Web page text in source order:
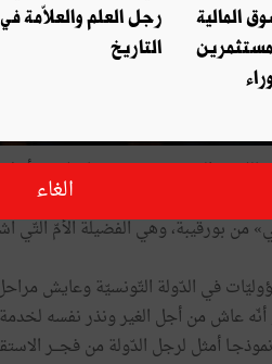
في أوّل لقاء جمع الباجي قائد السّبسي طالبا بباريس سنة 1950 بالزّعيم الحبيب
الجملة التّي تنتقش أسفل
من بورقيبة، وهي الفضيلة الأمّ التّي
في الدّولة التّونسيّة وعايش
أنّه عاش من أجل الغير ونذر نفسه
أمثل لرجل الدّولة من فجـــر
المالية
رجل العلم والعلاّمة
التاريخ
الغاء